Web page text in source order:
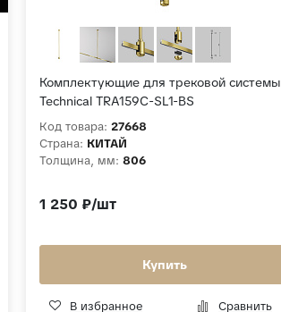
Комплектующие для трековой системы
Technical TRA159C-SL1-BS
Код товара: 27668
Страна: КИТАЙ
Толщина, мм: 806
1 250 ₽/шт
Купить
В избранное Сравнить